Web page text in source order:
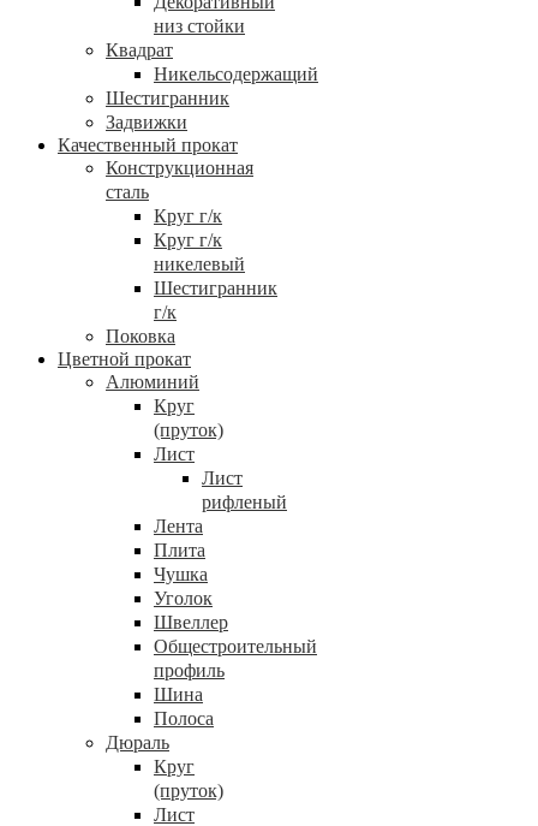
низ стойки
Квадрат
Никельсодержащий
Шестигранник
Задвижки
Качественный прокат
Конструкционная
сталь
Круг г/к
Круг г/к
никелевый
Шестигранник
г/к
Поковка
Цветной прокат
Алюминий
Круг
(пруток)
Лист
Лист
рифленый
Лента
Плита
Чушка
Уголок
Швеллер
Общестроительный
профиль
Шина
Полоса
Дюраль
Круг
(пруток)
Лист